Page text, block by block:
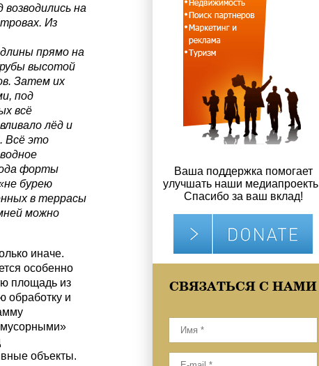
на
Из
прямо на
высотой
Затем их
под
всё
лёд и
Всё это
форты
бурею
в террасы
можно
иначе.
особенно
площадь из
обработку и
объекты.
Ваша поддержка помогает
улучшать наши
Спасибо за ваш вклад!
СВЯЗАТЬСЯ С НАМИ